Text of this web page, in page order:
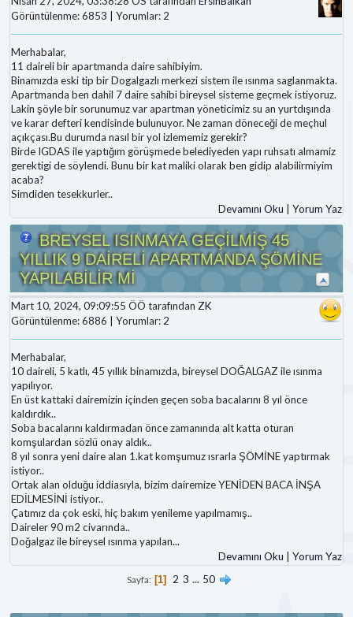
Görüntülenme: 6853 | Yorumlar: 2
Merhabalar,
11 daireli bir apartmanda daire sahibiyim.
Binamızda eski tip bir Dogalgazlı merkezi sistem ile ısınma saglanmakta.
Apartmanda ben dahil 7 daire sahibi bireysel sisteme geçmek istiyoruz.
Lakin şöyle bir sorunumuz var apartman yöneticimiz su an yurtdışında
ve karar defteri kendisinde bulunuyor. Ne zaman döneceği de meçhul
açıkçası.Bu durumda nasıl bir yol izlememiz gerekir?
Birde IGDAS ile yaptığım görüşmede belediyeden yapı ruhsatı almamiz
gerektigi de söylendi. Bunu bir kat maliki olarak ben gidip alabilirmiyim
acaba?
Simdiden tesekkurler..
Devamını Oku
Yorum Yaz
BREYSEL ISINMAYA GEÇİLMİŞ 45
YILLIK 9 DAİRELİ APARTMANDA ŞÖMİNE
YAPILABİLİR Mİ
Mart 10, 2024, 09:09:55 ÖÖ tarafından ZK
Görüntülenme: 6886 | Yorumlar: 2
Merhabalar,
10 daireli, 5 katlı, 45 yıllık binamızda, bireysel DOĞALGAZ ile ısınma
yapılıyor.
En üst kattaki dairemizin içinden geçen soba bacalarını 8 yıl önce
kaldırdık..
Soba bacalarını kaldırmadan önce zamanında alt katta oturan
komşulardan sözlü onay aldık..
8 yıl sonra yeni daire alan 1.kat komşumuz ısrarla ŞÖMİNE yaptırmak
istiyor..
Ortak alan olduğu iddiasıyla, bizim dairemize YENİDEN BACA İNŞA
EDİLMESİNİ istiyor..
Çatımız da çok eski, hiç bakım yenileme yapılmamış..
Daireler 90 m2 civarında..
Doğalgaz ile bireysel ısınma yapılan...
Devamını Oku
Yorum Yaz
Sayfa 1 2 3 ... 50